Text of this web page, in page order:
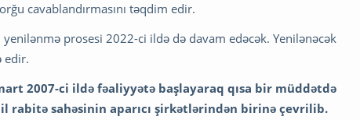
cavablandırmasını təqdim edir.
prosesi 2022-ci ildə də davam edəcək. Yenilənəcək
edir.
2007-ci ildə fəaliyyətə başlayaraq qısa bir müddətdə
rabitə sahəsinin aparıcı şirkətlərindən birinə çevrilib.